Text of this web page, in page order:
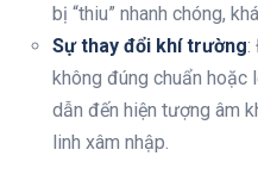
bị “thiu” nhanh chóng,
Sự thay đổi khí trường:
không đúng chuẩn hoặc
dẫn đến hiện tượng âm
linh xâm nhập.